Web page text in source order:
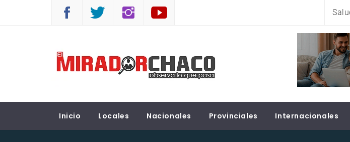
EL MIRADOR CHACO
Inicio Locales Nacionales Provinciales Internacionales